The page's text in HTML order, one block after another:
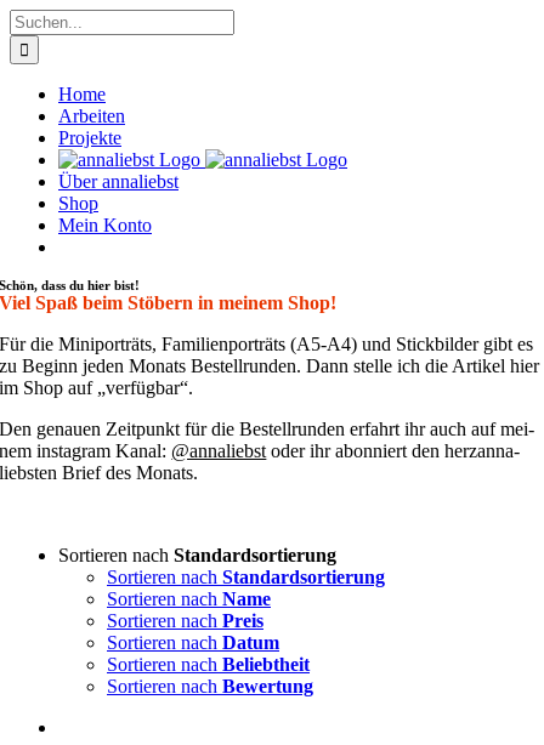
Zum
Inhalt
springen
Suche
nach:
Home
Arbeiten
Projekte
Über annaliebst
Shop
Mein Konto
Schön, dass du hier bist!
Viel Spaß beim Stöbern in meinem Shop!
Für die Mini­por­träts, Fami­li­en­por­träts (A5-A4) und Stick­bil­der gibt es
zu Beginn jeden Monats Bestell­run­den. Dann stel­le ich die Arti­kel hier
im Shop auf „ver­füg­bar“.
Den genau­en Zeit­punkt für die Bestell­run­den erfahrt ihr auch auf mei­
nem insta­gram Kanal: @annaliebst oder ihr abon­niert den her­zan­na­
liebs­ten Brief des Monats.
Sortieren nach Standardsortierung
Sortieren nach Standardsortierung
Sortieren nach Name
Sortieren nach Preis
Sortieren nach Datum
Sortieren nach Beliebtheit
Sortieren nach Bewertung